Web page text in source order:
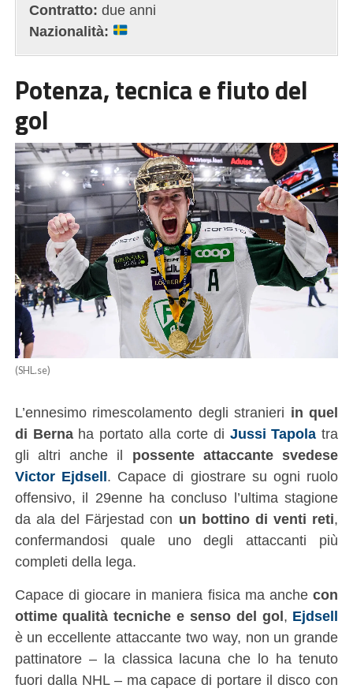
Contratto: due anni
Nazionalità:
Potenza, tecnica e fiuto del
gol
(SHL.se)
L’ennesimo rimescolamento degli stranieri in quel
di Bernaha portato alla corte di Jussi Tapola tra
gli altri anche il possente attaccante svedese
Victor Ejdsell. Capace di giostrare su ogni ruolo
offensivo, il 29enne ha concluso l’ultima stagione
da ala del Färjestad con un bottino di venti reti,
confermandosi quale uno degli attaccanti più
completi della lega.
Capace di giocare in maniera fisica ma anchecon
ottime qualità tecniche e senso del gol, Ejdsell
è un eccellente attaccante two way, non un grande
pattinatore – la classica lacuna che lo ha tenuto
fuori dalla NHL – ma capace di portare il disco con